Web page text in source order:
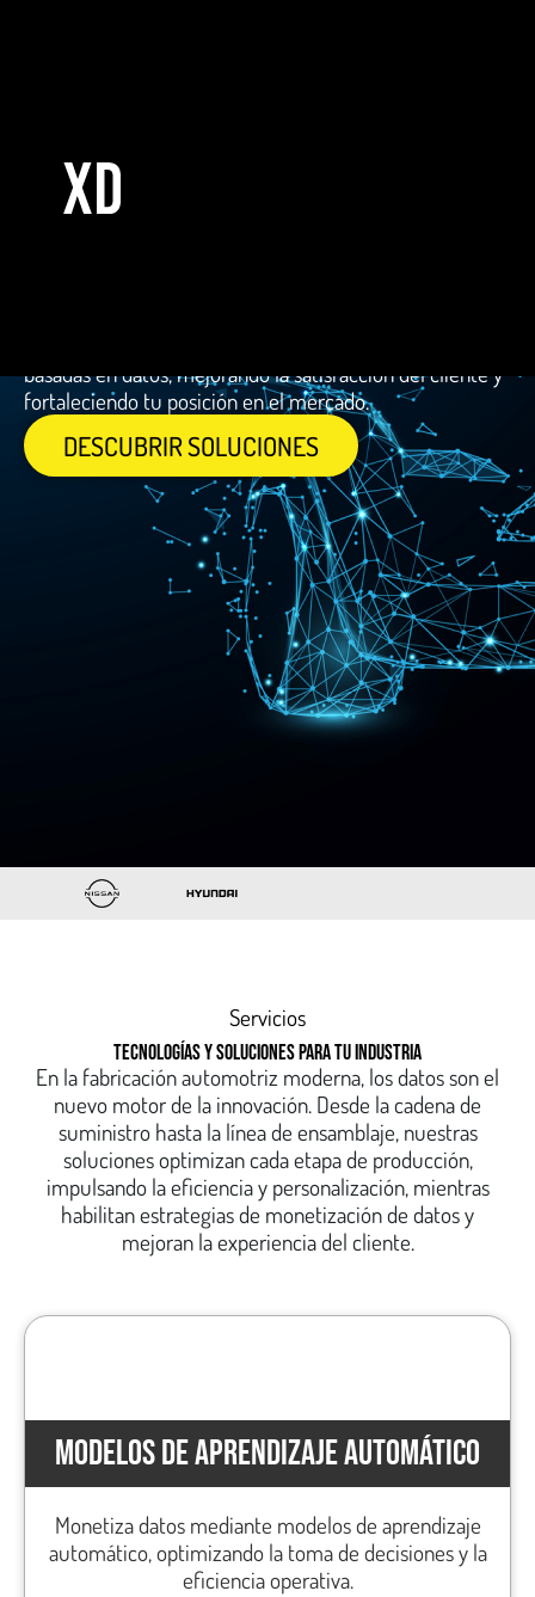
AUTOMOTRIZ
basadas en datos, mejorando la satisfacción del cliente y
fortaleciendo tu posición en el mercado.
DESCUBRIR SOLUCIONES
Servicios
TECNOLOGÍAS Y SOLUCIONES PARA TU INDUSTRIA
En la fabricación automotriz moderna, los datos son el
nuevo motor de la innovación. Desde la cadena de
suministro hasta la línea de ensamblaje, nuestras
soluciones optimizan cada etapa de producción,
impulsando la eficiencia y personalización, mientras
habilitan estrategias de monetización de datos y
mejoran la experiencia del cliente.
MODELOS DE APRENDIZAJE AUTOMÁTICO
Monetiza datos mediante modelos de aprendizaje
automático, optimizando la toma de decisiones y la
eficiencia operativa.